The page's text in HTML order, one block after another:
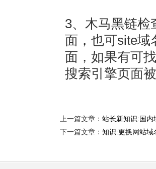
3、木马黑链检
面，也可site域
面，如果有可
搜索引擎页面
上一篇文章： 站长新知识:国内
下一篇文章： 知识:更换网站域